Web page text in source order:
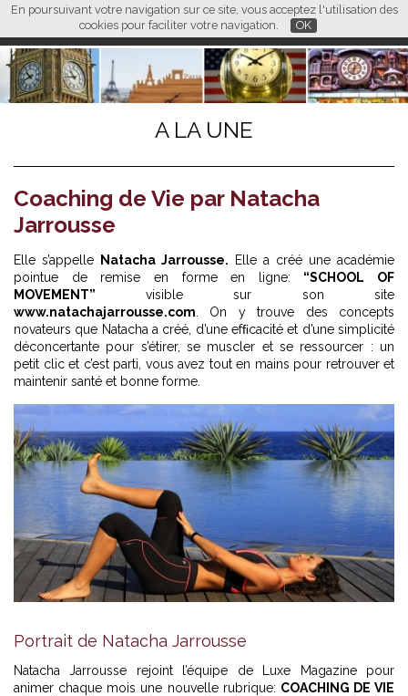
En poursuivant votre navigation sur ce site, vous acceptez l'utilisation des
cookies pour faciliter votre navigation.
OK
FR EN CN
L M
A LA UNE
Coaching de Vie par Natacha
Jarrousse
Elle s’appelle Natacha Jarrousse. Elle a créé une académie
pointue de remise en forme en ligne: “SCHOOL OF
MOVEMENT” visible sur son site
www.natachajarrousse.com . On y trouve des concepts
novateurs que Natacha a créé, d’une efﬁcacité et d’une simplicité
déconcertante pour s’étirer, se muscler et se ressourcer : un
petit clic et c’est parti, vous avez tout en mains pour retrouver et
maintenir santé et bonne forme.
Portrait de Natacha Jarrousse
Natacha Jarrousse rejoint l’équipe de Luxe Magazine pour
animer chaque mois une nouvelle rubrique: COACHING DE VIE